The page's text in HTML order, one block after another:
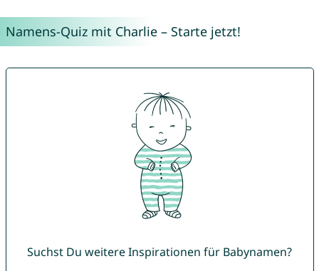
Namens-Quiz mit Charlie – Starte jetzt!
Suchst Du weitere Inspirationen für Babynamen?